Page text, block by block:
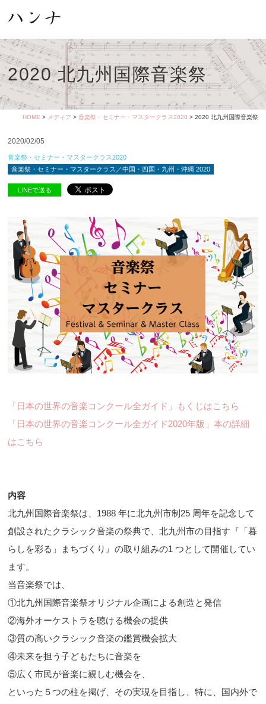
2020 北九州国際音楽祭
HOME > メディア > 音楽祭・セミナー・マスタークラス2020 > 2020 北九州国際音楽祭
2020/02/05
音楽祭・セミナー・マスタークラス2020
音楽祭・セミナー・マスタークラス／中国・四国・九州・沖縄 2020
LINEで送る
「日本の世界の音楽コンクール全ガイド」もくじはこちら
「日本の世界の音楽コンクール全ガイド2020年版」本の詳細
はこちら
内容
北九州国際音楽祭は、1988 年に北九州市制25 周年を記念して
創設されたクラシック音楽の祭典で、北九州市の目指す『「暮
らしを彩る」まちづくり』の取り組みの1 つとして開催してい
ます。
当音楽祭では、
①北九州国際音楽祭オリジナル企画による創造と発信
②海外オーケストラを聴ける機会の提供
③質の高いクラシック音楽の鑑賞機会拡大
④未来を担う子どもたちに音楽を
⑤広く市民が音楽に親しむ機会を、
といった５つの柱を掲げ、その実現を目指し、特に、国内外で